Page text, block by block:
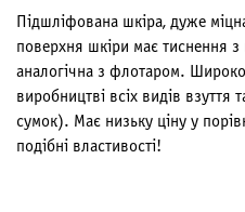
Підшліфована шкіра, дуже
поверхня шкіри має тиснення
аналогічна з флотаром.
виробництві всіх видів взуття
сумок). Має низьку ціну у
подібні властивості!